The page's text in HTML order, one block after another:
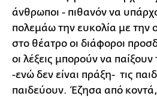
άνθρωποι - πιθανόν να
πολεμάω την ευκολία με την
στο θέατρο οι διάφοροι
οι λέξεις μπορούν να
-ενώ δεν είναι πράξη- τις
παιδεύουν. Έζησα από κοντά,